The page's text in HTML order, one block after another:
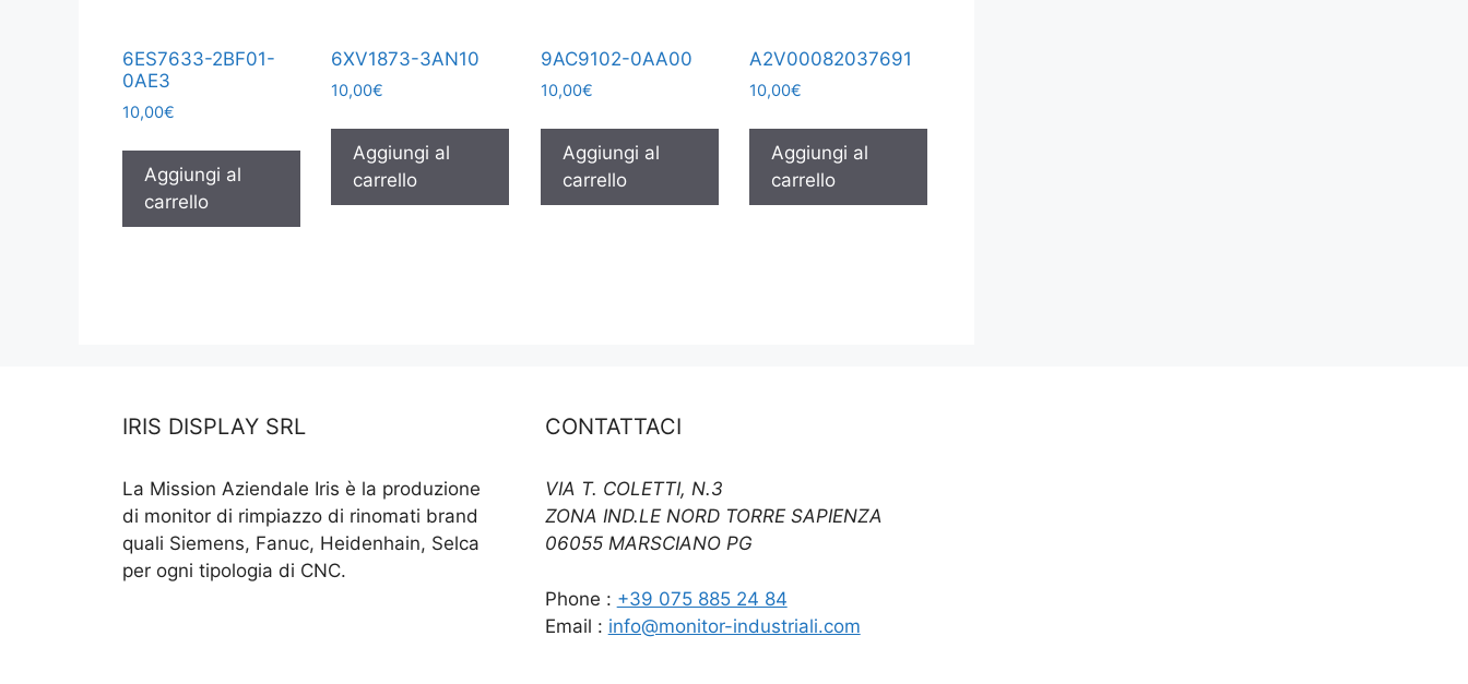
6ES7633-2BF01-
0AE3
10,00€
Aggiungi al
carrello
6XV1873-3AN10
10,00€
Aggiungi al
carrello
9AC9102-0AA00
10,00€
Aggiungi al
carrello
A2V00082037691
10,00€
Aggiungi al
carrello
IRIS DISPLAY SRL
La Mission Aziendale Iris è la produzione
di monitor di rimpiazzo di rinomati brand
quali Siemens, Fanuc, Heidenhain, Selca
per ogni tipologia di CNC.
CONTATTACI
VIA T. COLETTI, N.3
ZONA IND.LE NORD TORRE SAPIENZA
06055 MARSCIANO PG
Phone : +39 075 885 24 84
Email : info@monitor-industriali.com